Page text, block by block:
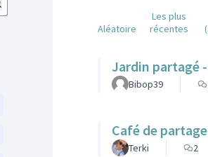
Aléatoire
Les plus
récentes
Jardin partagé
Bibop39
Café de
Terki 2